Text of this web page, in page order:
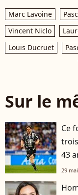
Marc Lavoine
Vincent Niclo
Louis Ducruet
Sur le
Ce
43
29